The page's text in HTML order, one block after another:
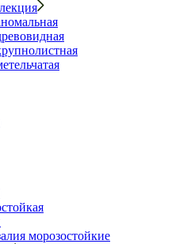
морозостойкие